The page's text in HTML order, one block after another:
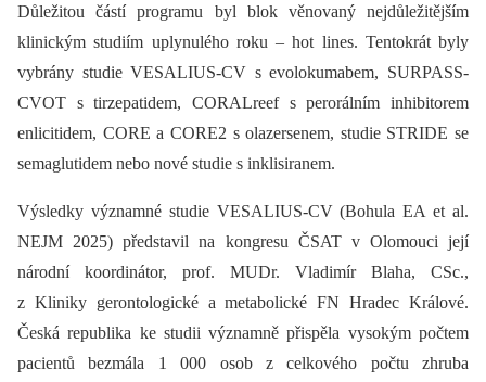
Důležitou částí programu byl blok věnovaný nejdůležitějším
klinickým studiím uplynulého roku –⁠ hot lines. Tentokrát byly
vybrány studie VESALIUS-CV s evolokumabem, SURPASS-
CVOT s tirzepatidem, CORALreef s perorálním inhibitorem
enlicitidem, CORE a CORE2 s olazersenem, studie STRIDE se
semaglutidem nebo nové studie s inklisiranem.
Výsledky významné studie VESALIUS-CV (Bohula EA et al.
NEJM 2025) představil na kongresu ČSAT v Olomouci její
národní koordinátor, prof. MUDr. Vladimír Blaha, CSc.,
z Kliniky gerontologické a metabolické FN Hradec Králové.
Česká republika ke studii významně přispěla vysokým počtem
pacientů bezmála 1 000 osob z celkového počtu zhruba